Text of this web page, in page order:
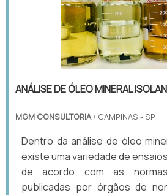
ANÁLISE DE ÓLEO MINERAL
MGM CONSULTORIA/ CAMPINAS - SP
Dentro da análise de óleo
existe uma variedade de
de acordo com as
publicadas por órgãos de